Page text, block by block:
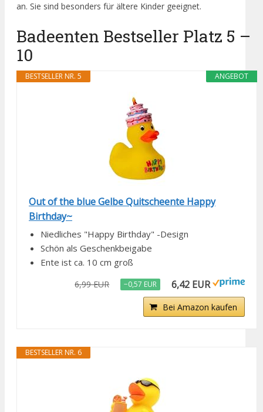
an. Sie sind besonders für ältere Kinder geeignet.
Badeenten Bestseller Platz 5 –
10
ANGEBOT
BESTSELLER NR. 5
Out of the blue Gelbe Quitscheente Happy
Birthday~
Niedliches "Happy Birthday" -Design
Schön als Geschenkbeigabe
Ente ist ca. 10 cm groß
6,99 EUR −0,57 EUR 6,42 EUR
Bei Amazon kaufen
BESTSELLER NR. 6